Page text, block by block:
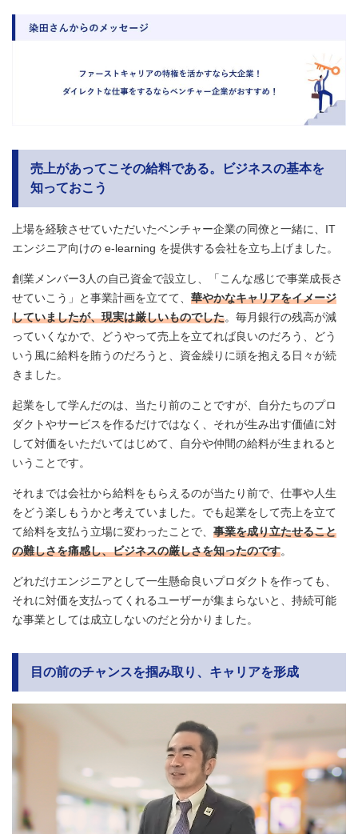
売上があってこその給料である。ビジネスの基本を
知っておこう
上場を経験させていただいたベンチャー企業の同僚と一緒に、IT
エンジニア向けの e-learning を提供する会社を立ち上げました。
創業メンバー3人の自己資金で設立し、「こんな感じで事業成長さ
せていこう」と事業計画を立てて、 華やかなキャリアをイメージ
していましたが、現実は厳しいものでした。毎月銀行の残高が減
っていくなかで、どうやって売上を立てれば良いのだろう、どう
いう風に給料を賄うのだろうと、資金繰りに頭を抱える日々が続
きました。
起業をして学んだのは、当たり前のことですが、自分たちのプロ
ダクトやサービスを作るだけではなく、それが生み出す価値に対
して対価をいただいてはじめて、自分や仲間の給料が生まれると
いうことです。
それまでは会社から給料をもらえるのが当たり前で、仕事や人生
をどう楽しもうかと考えていました。でも起業をして売上を立て
て給料を支払う立場に変わったことで、 事業を成り立たせること
の難しさを痛感し、ビジネスの厳しさを知ったのです。
どれだけエンジニアとして一生懸命良いプロダクトを作っても、
それに対価を支払ってくれるユーザーが集まらないと、持続可能
な事業としては成立しないのだと分かりました。
目の前のチャンスを掴み取り、キャリアを形成